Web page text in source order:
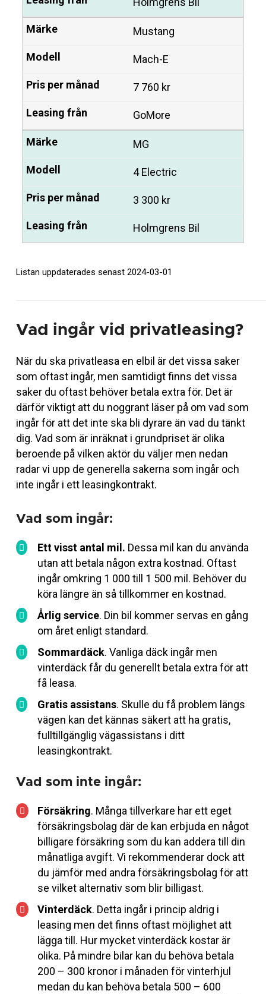
Mustang
Mach-E
7 760 kr
GoMore
MG
4 Electric
3 300 kr
Holmgrens Bil
Listan uppdaterades senast 2024-03-01
Vad ingår vid privatleasing?
När du ska privatleasa en elbil är det vissa saker
som oftast ingår, men samtidigt finns det vissa
saker du oftast behöver betala extra för. Det är
därför viktigt att du noggrant läser på om vad som
ingår för att det inte ska bli dyrare än vad du tänkt
dig. Vad som är inräknat i grundpriset är olika
beroende på vilken aktör du väljer men nedan
radar vi upp de generella sakerna som ingår och
inte ingår i ett leasingkontrakt.
Vad som ingår:
Ett visst antal mil. Dessa mil kan du använda
utan att betala någon extra kostnad. Oftast
ingår omkring 1 000 till 1 500 mil. Behöver du
köra längre än så tillkommer en kostnad.
Årlig service. Din bil kommer servas en gång
om året enligt standard.
Sommardäck. Vanliga däck ingår men
vinterdäck får du generellt betala extra för att
få leasa.
Gratis assistans. Skulle du få problem längs
vägen kan det kännas säkert att ha gratis,
fulltillgänglig vägassistans i ditt
leasingkontrakt.
Vad som inte ingår:
Försäkring. Många tillverkare har ett eget
försäkringsbolag där de kan erbjuda en något
billigare försäkring som du kan addera till din
månatliga avgift. Vi rekommenderar dock att
du jämför med andra försäkringsbolag för att
se vilket alternativ som blir billigast.
Vinterdäck. Detta ingår i princip aldrig i
leasing men det finns oftast möjlighet att
lägga till. Hur mycket vinterdäck kostar är
olika. På mindre bilar kan du behöva betala
200 – 300 kronor i månaden för vinterhjul
medan du kan behöva betala 500 – 600